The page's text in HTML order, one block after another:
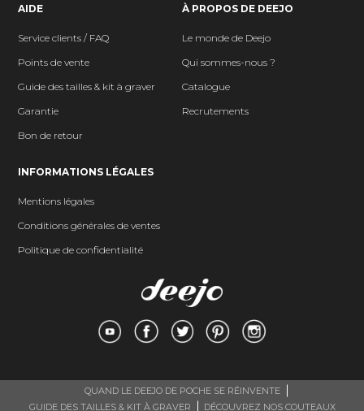
AIDE
Service clients / FAQ
Points de vente
Guide des tailles & kit à graver
Garantie
Bon de retour
À PROPOS DE DEEJO
Le monde de Deejo
Qui sommes-nous ?
Catalogue
Recrutements
INFORMATIONS LÉGALES
Mentions légales
Conditions générales de ventes
Politique de confidentialité
QUAND LE DEEJO DE POCHE SE RÉINVENTE
GUIDE DES TAILLES & KIT À GRAVER
DÉCOUVREZ NOS COUTEAUX